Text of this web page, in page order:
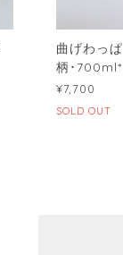
曲げわっ
柄･
¥7,700
SOLD OUT